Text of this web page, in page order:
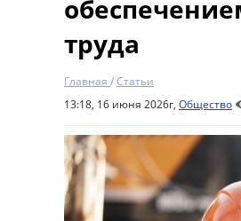
труда
Главная /Статьи
13:18, 16 июня 2026г, Общество